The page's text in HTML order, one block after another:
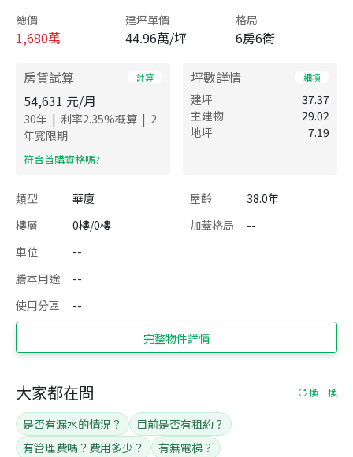
總價
1,680萬
建坪單價
44.96萬/坪
格局
6房6衛
房貸試算 計算
54,631 元/月
30年 | 利率2.35%概算 | 2
年寬限期
​符合首購資格嗎?
坪數詳情 細項
建坪
37.37
主建物
29.02
地坪
7.19
類型 華廈 屋齡
38.0年
樓層
0樓/0樓 加蓋格局
--
車位
--
謄本用途
--
使用分區
--
完整物件詳情
大家都在問 換一換
是否有漏水的情況？
目前是否有租約？
有管理費嗎？費用多少？
有無電梯？